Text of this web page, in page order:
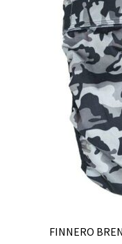
FINNERO